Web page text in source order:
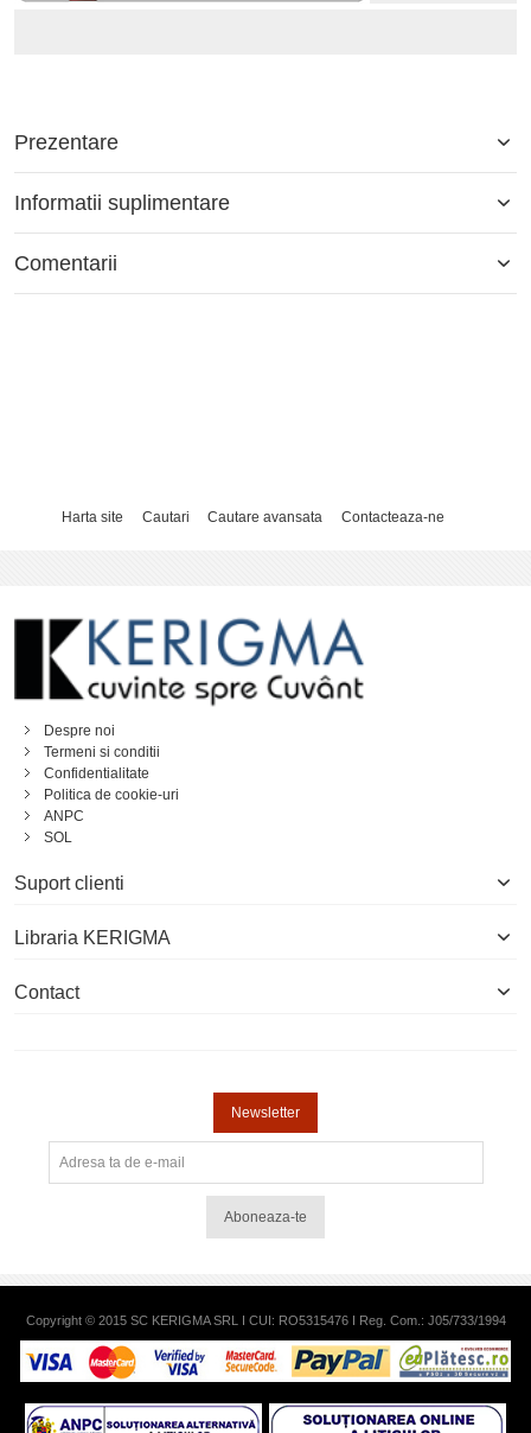
Prezentare
Informatii suplimentare
Comentarii
Harta site Cautari Cautare avansata Contacteaza-ne
Despre noi
Termeni si conditii
Confidentialitate
Politica de cookie-uri
ANPC
SOL
Suport clienti
Libraria KERIGMA
Contact
Newsletter
Aboneaza-te
Copyright © 2015 SC KERIGMA SRL I CUI: RO5315476 I Reg. Com.: J05/733/1994